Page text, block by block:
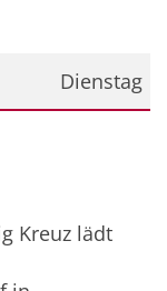
Dienstag
Kreuz lädt